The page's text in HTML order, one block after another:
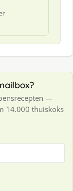
—
14.000 thuiskoks